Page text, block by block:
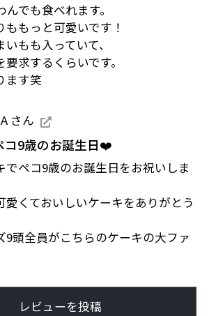
でも食べれます。
もっと可愛いです！
もも入っていて、
求するくらいです。
ます笑
さん
コ9歳のお誕生日❤️
でペコ9歳のお誕生日をお祝いしま
愛くておいしいケーキをありがとう
9頭全員がこちらのケーキの大ファ
レビューを投稿